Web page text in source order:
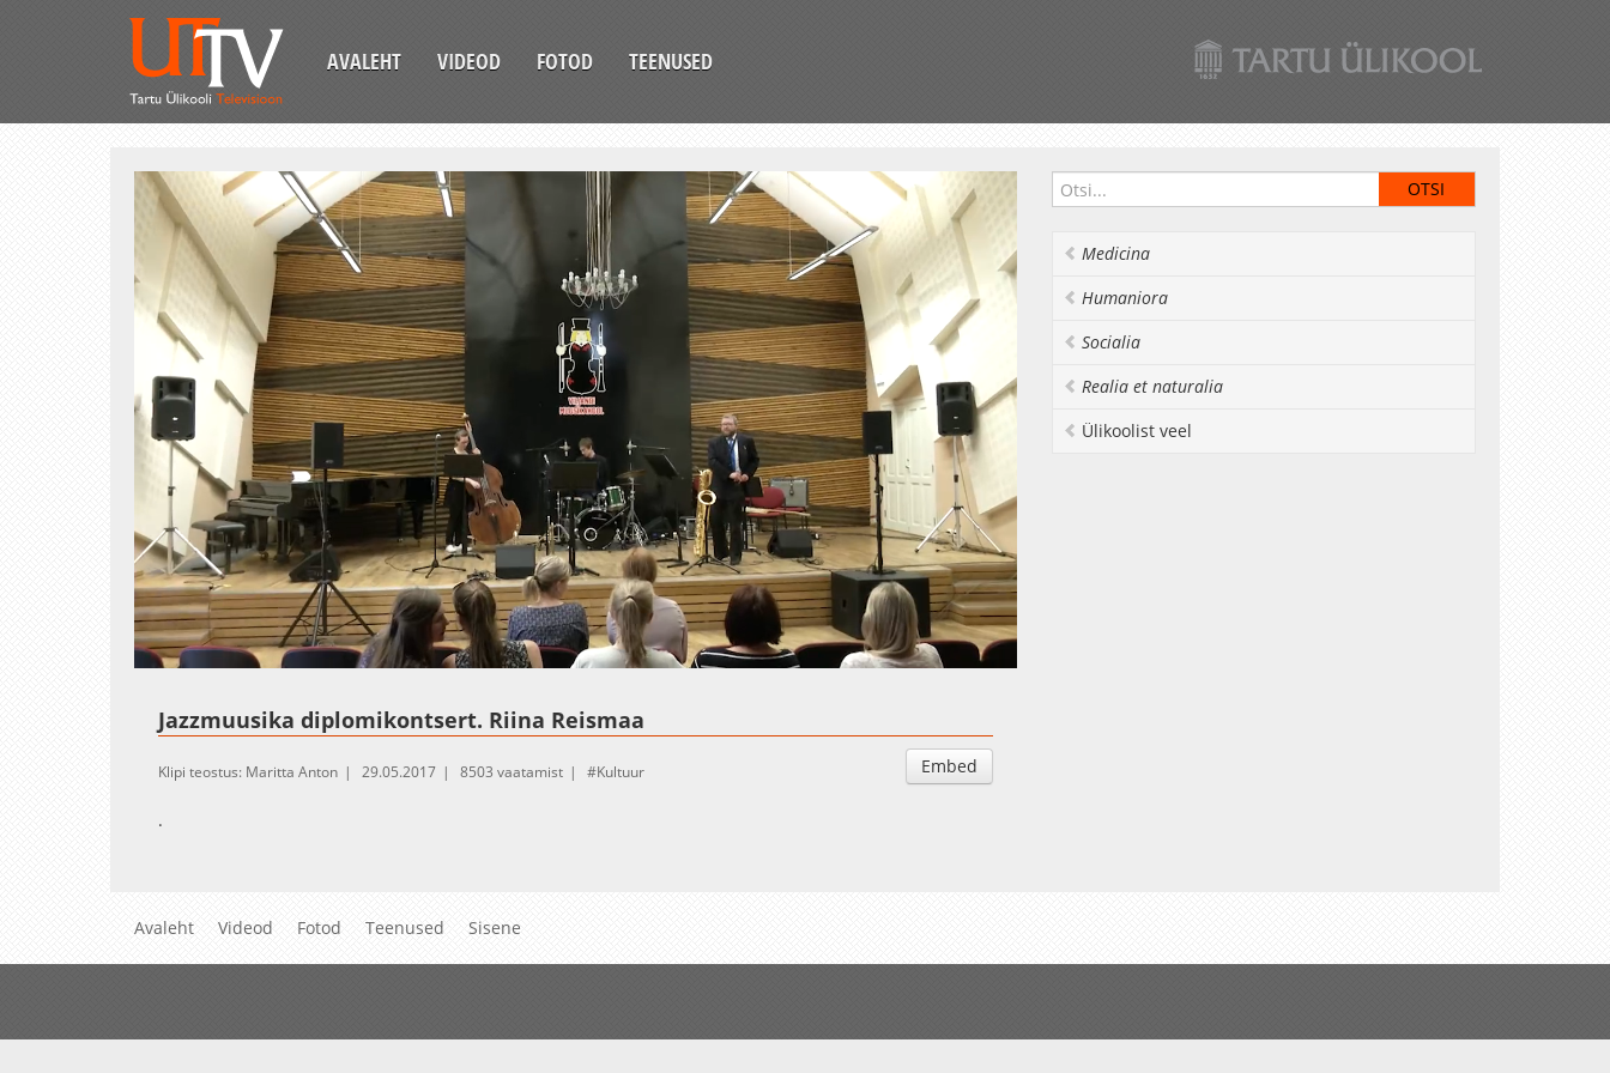
AVALEHT VIDEOD FOTOD TEENUSED
UnmuteLoaded:
2.32%
Esituskiirused
Auto
Jazzmuusika diplomikontsert. Riina Reismaa
Embed
Klipi teostus: Maritta Anton 29.05.2017 8503 vaatamist Kultuur
.
Medicina
Humaniora
Socialia
Realia et naturalia
Ülikoolist veel
Avaleht Videod Fotod Teenused Sisene